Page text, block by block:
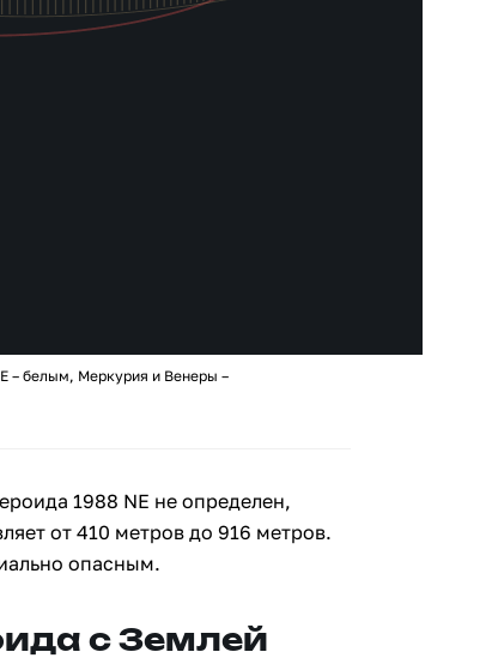
– белым, Меркурия и Венеры –
1988 NE не определен,
от 410 метров до 916 метров.
опасным.
с Землей